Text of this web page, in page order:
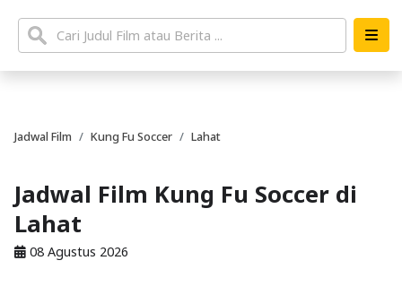
Jadwal Film Kung Fu Soccer Lahat
Jadwal Film Kung Fu Soccer di
Lahat
08 Agustus 2026